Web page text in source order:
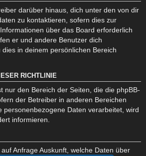
darüber hinaus, dich unter den von dir
zu kontaktieren, sofern dies zur
über das Board erforderlich
er und andere Benutzer dich
in deinem persönlichen Bereich
RICHTLINIE
nur den Bereich der Seiten, die die phpBB-
der Betreiber in anderen Bereichen
personenbezogene Daten verarbeitet, wird
informieren.
Anfrage Auskunft, welche Daten über